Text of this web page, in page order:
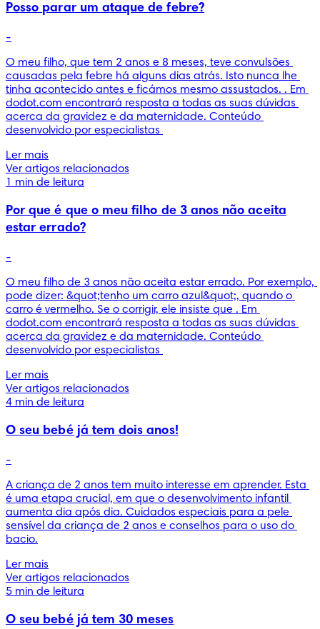
Posso parar um ataque de febre?
-
O meu filho, que tem 2 anos e 8 meses, teve convulsões
causadas pela febre há alguns dias atrás. Isto nunca lhe
tinha acontecido antes e ficámos mesmo assustados. . Em
dodot.com encontrará resposta a todas as suas dúvidas
acerca da gravidez e da maternidade. Conteúdo
desenvolvido por especialistas
Ler mais
Ver artigos relacionados
1 min de leitura
Por que é que o meu filho de 3 anos não aceita
estar errado?
-
O meu filho de 3 anos não aceita estar errado. Por exemplo,
pode dizer: &quot;tenho um carro azul&quot;, quando o
carro é vermelho. Se o corrigir, ele insiste que . Em
dodot.com encontrará resposta a todas as suas dúvidas
acerca da gravidez e da maternidade. Conteúdo
desenvolvido por especialistas
Ler mais
Ver artigos relacionados
4 min de leitura
O seu bebé já tem dois anos!
-
A criança de 2 anos tem muito interesse em aprender. Esta
é uma etapa crucial, em que o desenvolvimento infantil
aumenta dia após dia. Cuidados especiais para a pele
sensível da criança de 2 anos e conselhos para o uso do
bacio.
Ler mais
Ver artigos relacionados
5 min de leitura
O seu bebé já tem 30 meses